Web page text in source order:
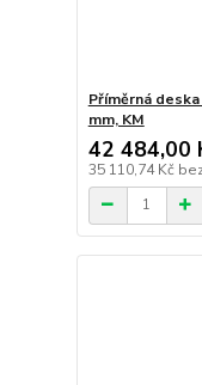
Příměrná
mm, KM
42 484,00
35 110,74 Kč